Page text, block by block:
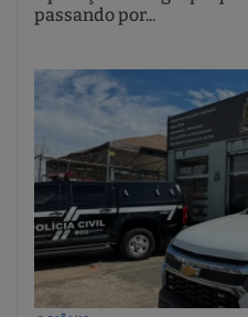
passando por...